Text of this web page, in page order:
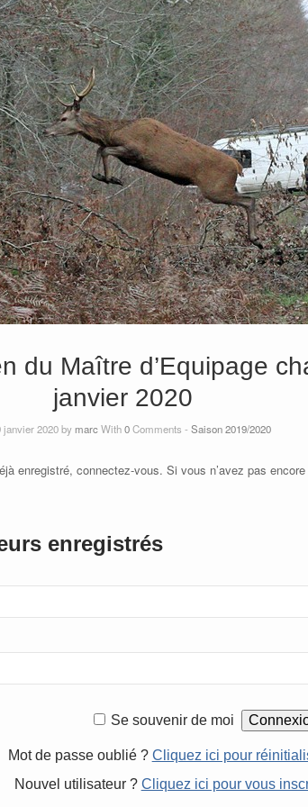
du Maître d’Equipage
janvier 2020
janvier 2020 by marcWith0Comments - Saison 2019/2020
enregistré, connectez-vous. Si vous n’avez pas
enregistrés
Se souvenir de moi
Mot de passe oublié ? Cliquez ici pour
Nouvel utilisateur ? Cliquez ici pour vous